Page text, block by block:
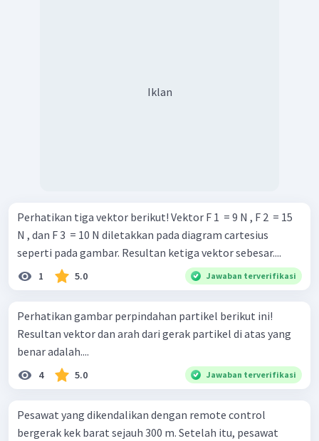
Iklan
Perhatikan tiga vektor berikut! Vektor F 1 ​ = 9 N , F 2 ​ = 15
N , dan F 3 ​ = 10 N diletakkan pada diagram cartesius
seperti pada gambar. Resultan ketiga vektor sebesar....
1 5.0 Jawaban terverifikasi
Perhatikan gambar perpindahan partikel berikut ini!
Resultan vektor dan arah dari gerak partikel di atas yang
benar adalah....
4 5.0 Jawaban terverifikasi
Pesawat yang dikendalikan dengan remote control
bergerak kek barat sejauh 300 m. Setelah itu, pesawat